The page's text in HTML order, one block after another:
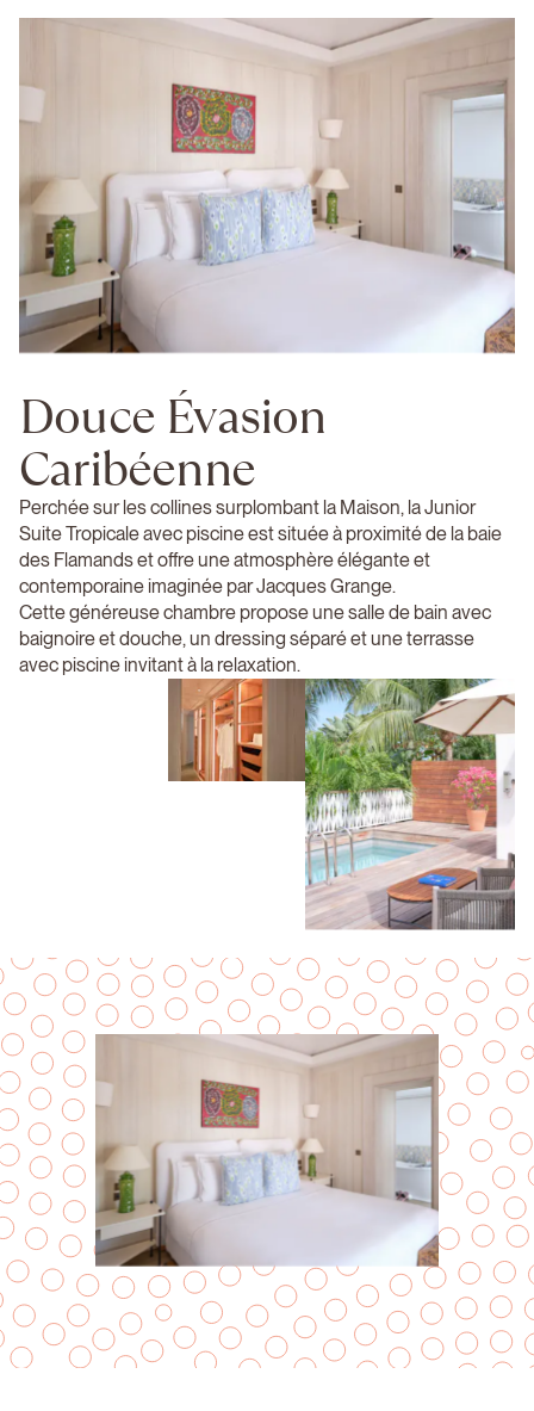
Douce Évasion
Caribéenne
Perchée sur les collines surplombant la Maison, la Junior
Suite Tropicale avec piscine est située à proximité de la baie
des Flamands et offre une atmosphère élégante et
contemporaine imaginée par Jacques Grange.
Cette généreuse chambre propose une salle de bain avec
baignoire et douche, un dressing séparé et une terrasse
avec piscine invitant à la relaxation.